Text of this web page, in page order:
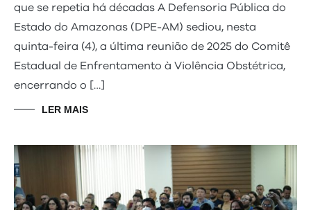
que se repetia há décadas A Defensoria Pública do
Estado do Amazonas (DPE-AM) sediou, nesta
quinta-feira (4), a última reunião de 2025 do Comitê
Estadual de Enfrentamento à Violência Obstétrica,
encerrando o […]
LER MAIS